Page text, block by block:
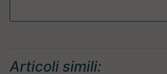
Articoli simili: